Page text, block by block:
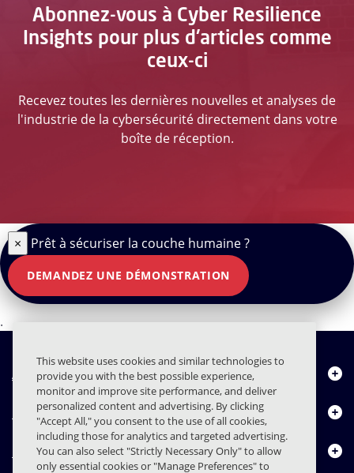
Abonnez-vous à Cyber Resilience
Insights pour plus d'articles comme
ceux-ci
Recevez toutes les dernières nouvelles et analyses de
l'industrie de la cybersécurité directement dans votre
boîte de réception.
× Prêt à sécuriser la couche humaine ?
DEMANDEZ UNE DÉMONSTRATION
.
À propos de nous
Produits
Centre de ressources
This website uses cookies and similar technologies to
provide you with the best possible experience,
monitor and improve site performance, and deliver
personalized content and advertising. By clicking
"Accept All," you consent to the use of all cookies,
including those for analytics and targeted advertising.
You can also select "Strictly Necessary Only" to allow
only essential cookies or "Manage Preferences" to